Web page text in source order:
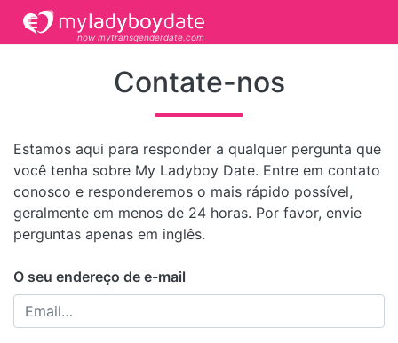
now mytransgenderdate.com
Contate-nos
Estamos aqui para responder a qualquer pergunta que
você tenha sobre My Ladyboy Date. Entre em contato
conosco e responderemos o mais rápido possível,
geralmente em menos de 24 horas. Por favor, envie
perguntas apenas em inglês.
O seu endereço de e-mail